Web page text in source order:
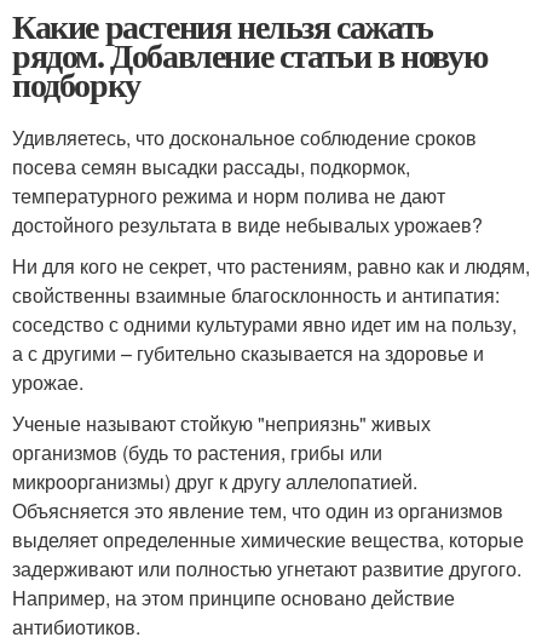
Какие растения нельзя сажать
рядом. Добавление статьи в новую
подборку
Удивляетесь, что доскональное соблюдение сроков
посева семян высадки рассады, подкормок,
температурного режима и норм полива не дают
достойного результата в виде небывалых урожаев?
Ни для кого не секрет, что растениям, равно как и людям,
свойственны взаимные благосклонность и антипатия:
соседство с одними культурами явно идет им на пользу,
а с другими – губительно сказывается на здоровье и
урожае.
Ученые называют стойкую "неприязнь" живых
организмов (будь то растения, грибы или
микроорганизмы) друг к другу аллелопатией.
Объясняется это явление тем, что один из организмов
выделяет определенные химические вещества, которые
задерживают или полностью угнетают развитие другого.
Например, на этом принципе основано действие
антибиотиков.